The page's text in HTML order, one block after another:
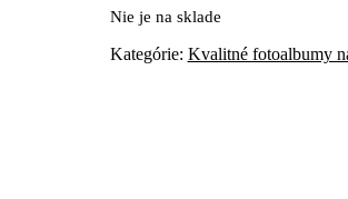
Nie je na sklade
Kategórie: Kvalitné fotoalbumy